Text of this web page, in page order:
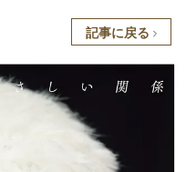
記事に戻る